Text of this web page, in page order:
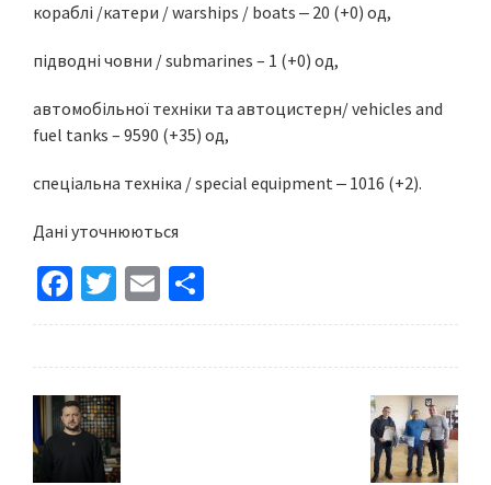
кораблі /катери / warships / boats ‒ 20 (+0) од,
підводні човни / submarines – 1 (+0) од,
автомобільної техніки та автоцистерн/ vehicles and
fuel tanks – 9590 (+35) од,
спеціальна техніка / special equipment ‒ 1016 (+2).
Дані уточнюються
Fa
ce
o
o
k
T
wi
er
E
m h